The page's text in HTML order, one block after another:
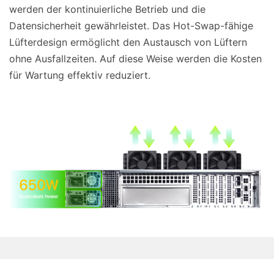
werden der kontinuierliche Betrieb und die
Datensicherheit gewährleistet. Das Hot-Swap-fähige
Lüfterdesign ermöglicht den Austausch von Lüftern
ohne Ausfallzeiten. Auf diese Weise werden die Kosten
für Wartung effektiv reduziert.